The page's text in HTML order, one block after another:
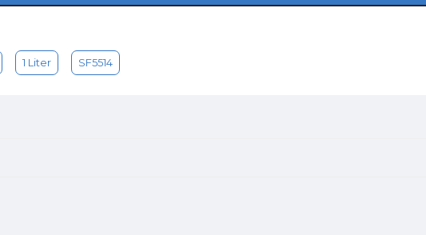
1 Liter SF5514